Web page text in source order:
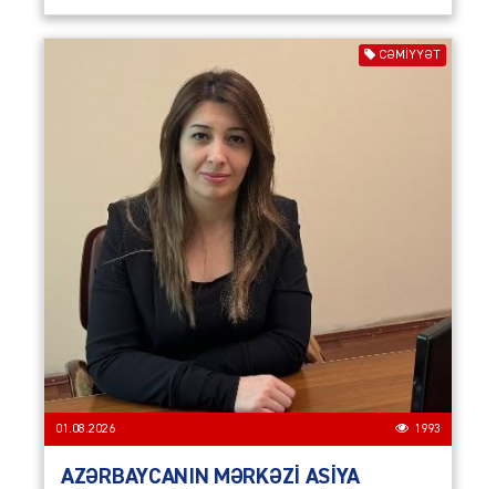
CƏMIYYƏT
01.08.2026 1993
AZƏRBAYCANIN MƏRKƏZİ ASİYA